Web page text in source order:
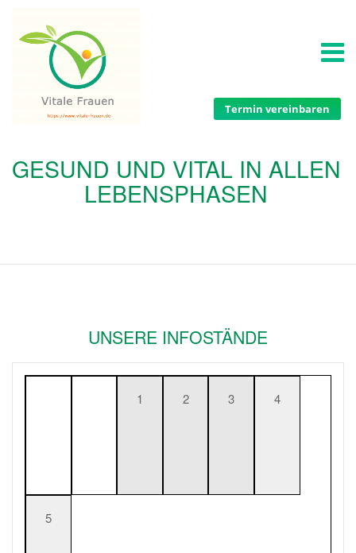
GESUND UND VITAL IN ALLEN
LEBENSPHASEN
Termin vereinbaren
UNSERE INFOSTÄNDE
1 2 3 4
5